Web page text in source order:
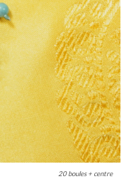
20 boules + centre